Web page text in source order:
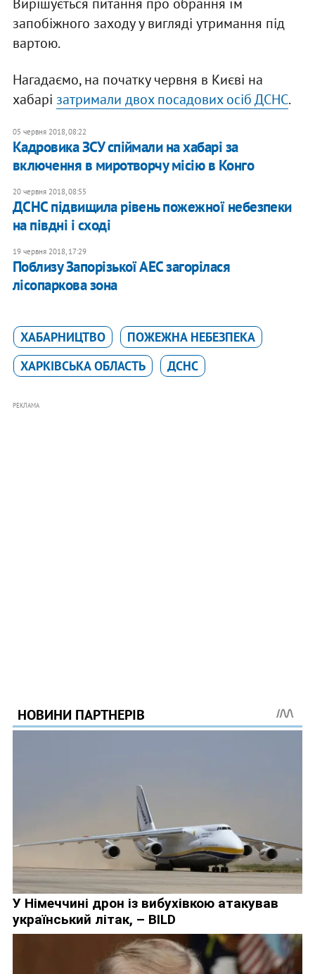
Вирішується питання про обрання їм
запобіжного заходу у вигляді утримання під
вартою.
Нагадаємо, на початку червня в Києві на
хабарі затримали двох посадових осіб ДСНС.
05 червня 2018, 08:22
Кадровика ЗСУ спіймали на хабарі за
включення в миротворчу місію в Конго
20 червня 2018, 08:55
ДСНС підвищила рівень пожежної небезпеки
на півдні і сході
19 червня 2018, 17:29
Поблизу Запорізької АЕС загорілася
лісопаркова зона
ХАБАРНИЦТВО
ПОЖЕЖНА НЕБЕЗПЕКА
ХАРКІВСЬКА ОБЛАСТЬ
ДСНС
РЕКЛАМА